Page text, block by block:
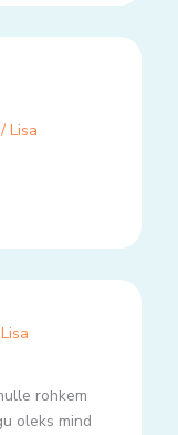
/ Lisa
Lisa
rohkem
oleks mind